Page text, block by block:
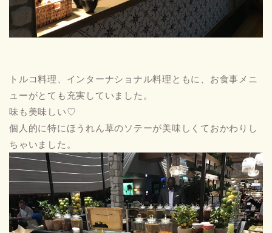
トルコ料理、インターナショナル料理ともに、お食事メニ
ューがとても充実していました。
味も美味しい♡
個人的に特にほうれん草のソテーが美味しくておかわりし
ちゃいました。